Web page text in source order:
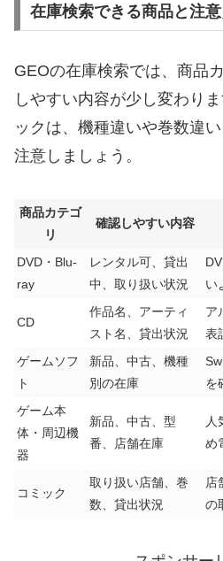
在庫検索できる商品と注
GEOの在庫検索では、商品
しやすい内容が少し変わり
ックは、機種違いや巻数違
注意しましょう。
商品カテゴ
リ
確認しやすい内容
DVD・Blu-
ray
レンタル可、貸出
中、取り扱い状況
い
CD
作品名、アーティ
スト名、貸出状況
ア
表
ゲームソフ
ト
新品、中古、機種
別の在庫
を
ゲーム本
体・周辺機
器
新品、中古、型
番、店舗在庫
人
め
コミック
取り扱い店舗、巻
数、貸出状況
店
の